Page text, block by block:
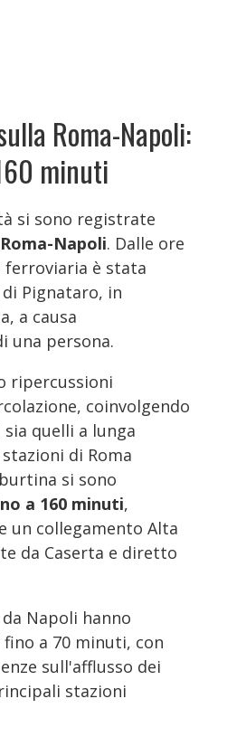
Roma-Napoli:
minuti
si sono registrate
Roma-Napoli. Dalle ore
ferroviaria è stata
Pignataro, in
a causa
una persona.
ripercussioni
coinvolgendo
quelli a lunga
di Roma
si sono
a 160 minuti,
un collegamento Alta
da Caserta e diretto
Napoli hanno
a 70 minuti, con
sull'afflusso dei
stazioni